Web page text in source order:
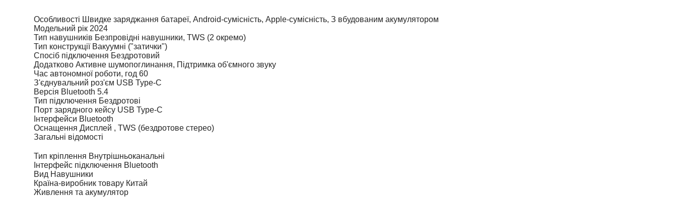
Особливості Швидке заряджання батареї, Android-сумісність, Apple-сумісність, З вбудованим акумулятором
Модельний рік 2024
Тип навушників Безпровідні навушники, TWS (2 окремо)
Тип конструкції Вакуумні ("затички")
Спосіб підключення Бездротовий
Додатково Активне шумопоглинання, Підтримка об'ємного звуку
Час автономної роботи, год 60
З'єднувальний роз'єм USB Type-C
Версія Bluetooth 5.4
Тип підключення Бездротові
Порт зарядного кейсу USB Type-C
Інтерфейси Bluetooth
Оснащення Дисплей , TWS (бездротове стерео)
Загальні відомості
Тип кріплення Внутрішньоканальні
Інтерфейс підключення Bluetooth
Вид Навушники
Країна-виробник товару Китай
Живлення та акумулятор